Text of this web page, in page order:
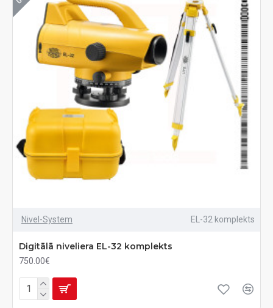
Nivel-System EL-32 komplekts
Digitālā niveliera EL-32 komplekts
750.00€